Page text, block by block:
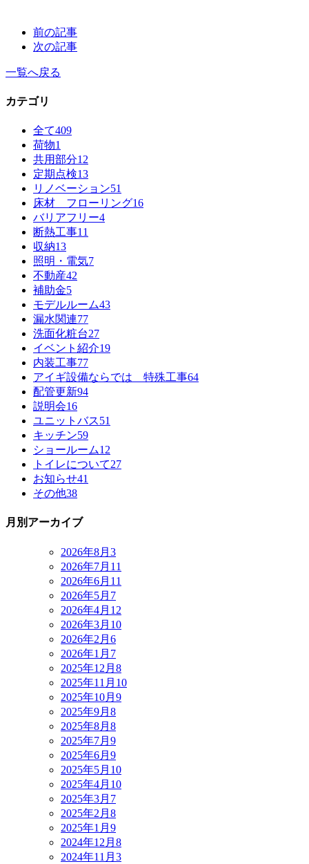
前の記事
次の記事
一覧へ戻る
カテゴリ
全て409
荷物1
共用部分12
定期点検13
リノベーション51
床材 フローリング16
バリアフリー4
断熱工事11
収納13
照明・電気7
不動産42
補助金5
モデルルーム43
漏水関連77
洗面化粧台27
イベント紹介19
内装工事77
アイギ設備ならでは 特殊工事64
配管更新94
説明会16
ユニットバス51
キッチン59
ショールーム12
トイレについて27
お知らせ41
その他38
月別アーカイブ
2026年8月 3
2026年7月 11
2026年6月 11
2026年5月 7
2026年4月 12
2026年3月 10
2026年2月 6
2026年1月 7
2025年12月 8
2025年11月 10
2025年10月 9
2025年9月 8
2025年8月 8
2025年7月 9
2025年6月 9
2025年5月 10
2025年4月 10
2025年3月 7
2025年2月 8
2025年1月 9
2024年12月 8
2024年11月 3